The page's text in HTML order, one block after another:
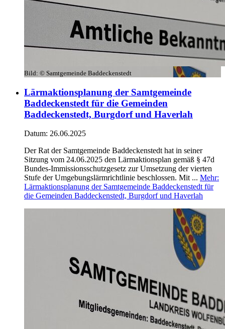
Bild: © Samtgemeinde Baddeckenstedt
Lärmaktionsplanung der Samtgemeinde
Baddeckenstedt für die Gemeinden
Baddeckenstedt, Burgdorf und Haverlah
Datum: 26.06.2025
Der Rat der Samtgemeinde Baddeckenstedt hat in seiner
Sitzung vom 24.06.2025 den Lärmaktionsplan gemäß § 47d
Bundes-Immissionsschutzgesetz zur Umsetzung der vierten
Stufe der Umgebungslärmrichtlinie beschlossen. Mit ... Mehr:
Lärmaktionsplanung der Samtgemeinde Baddeckenstedt für
die Gemeinden Baddeckenstedt, Burgdorf und Haverlah